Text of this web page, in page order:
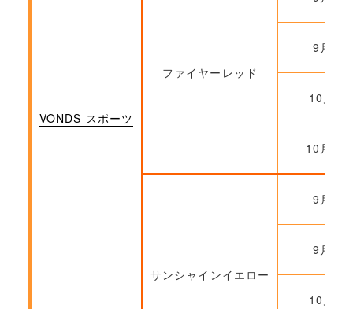
VONDS スポーツ
ファイヤーレッド
9月29
10月6
10月20
サンシャインイエロー
9月22
9月29
10月6